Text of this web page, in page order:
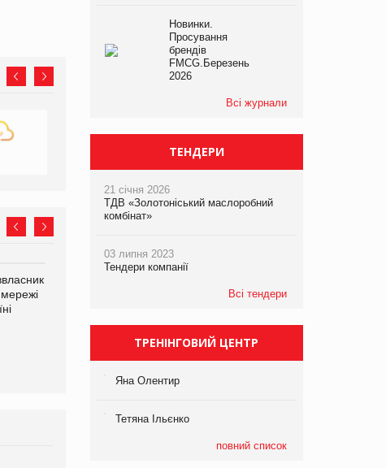
виробництва
компанії «УкраМарин»
Новинки.
Просування
брендів
FMCG.Березень
2026
Всі журнали
ТЕНДЕРИ
21 січня 2026
ТДВ «Золотоніський маслоробний
комбінат»
03 липня 2023
Тендери компанії
Всі тендери
ТРЕНІНГОВИЙ ЦЕНТР
Яна Олентир
Тетяна Ільєнко
повний список